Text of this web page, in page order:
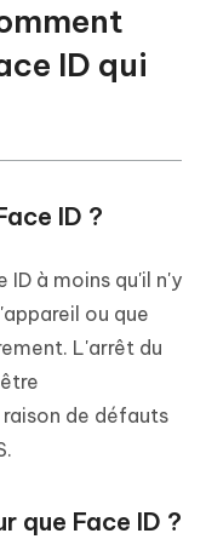
ID qui
ID ?
ID à moins qu'il n'y
ou que
L'arrêt du
de défauts
que Face ID ?